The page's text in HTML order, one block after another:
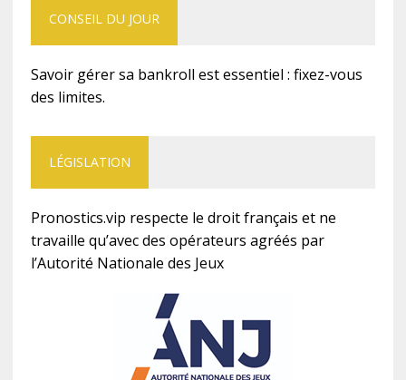
CONSEIL DU JOUR
Savoir gérer sa bankroll est essentiel : fixez-vous
des limites.
LÉGISLATION
Pronostics.vip respecte le droit français et ne
travaille qu’avec des opérateurs agréés par
l’Autorité Nationale des Jeux